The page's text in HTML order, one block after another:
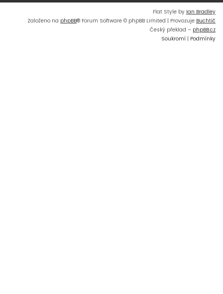
Flat Style by Ian Bradley
Založeno na phpBB® Forum Software © phpBB Limited | Provozuje Buchtič
Český překlad – phpBB.cz
Soukromí | Podmínky